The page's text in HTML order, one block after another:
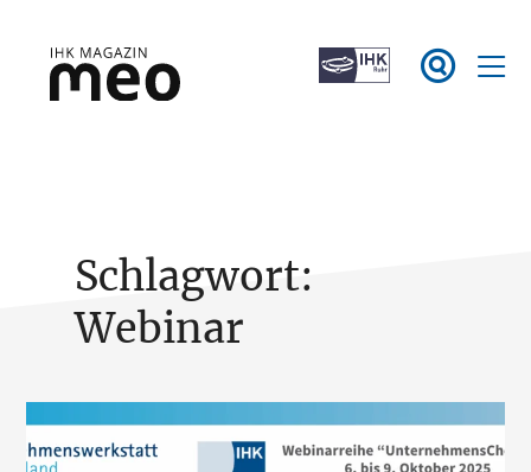

Schlagwort:
Webinar